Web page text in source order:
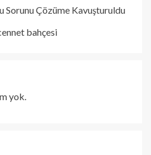
Sorunu Çözüme Kavuşturuldu
bahçesi
yok.